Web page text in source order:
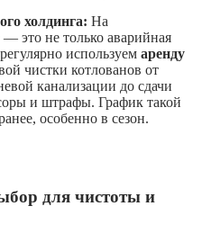
холдинга: На
это не только аварийная
используем аренду
чистки котлованов от
канализации до сдачи
и штрафы. График такой
особенно в сезон.
для чистоты и